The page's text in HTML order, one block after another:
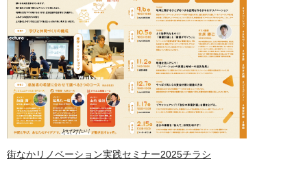
街なかリノベーション実践セミナー2025チラシ